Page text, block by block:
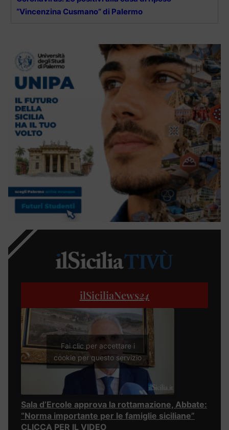
“Vincenzina Cusmano” di Palermo
ilSiciliaNews24
Fai clic per accettare i
cookie per questo servizio
Sala d’Ercole approva la rottamazione, Abbate:
“Norma importante per le famiglie siciliane”
CLICCA PER IL VIDEO